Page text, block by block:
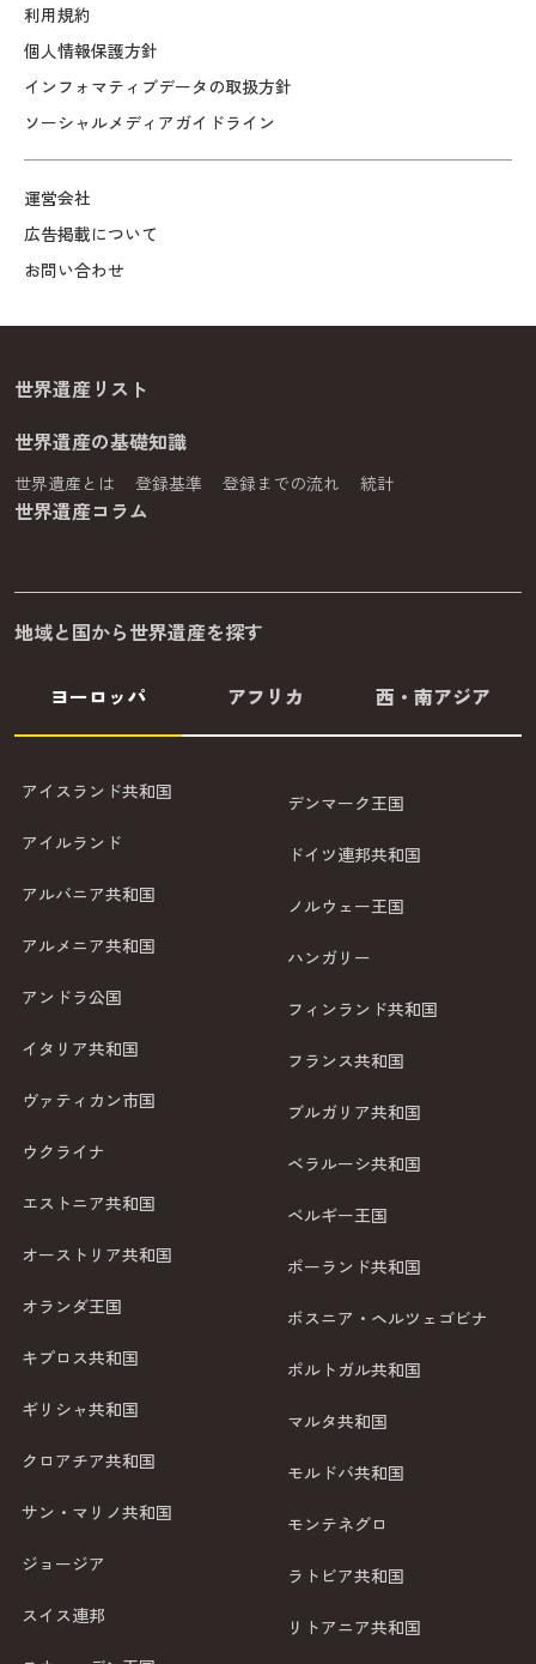
利用規約
個人情報保護方針
インフォマティブデータの取扱方針
ソーシャルメディアガイドライン
運営会社
広告掲載について
お問い合わせ
世界遺産リスト
世界遺産の基礎知識
世界遺産とは 登録基準 登録までの流れ 統計
世界遺産コラム
地域と国から世界遺産を探す
ヨーロッパ アフリカ 西・南アジア
アイスランド共和国
アイルランド
アルバニア共和国
アルメニア共和国
アンドラ公国
イタリア共和国
ヴァティカン市国
ウクライナ
エストニア共和国
オーストリア共和国
オランダ王国
キプロス共和国
ギリシャ共和国
クロアチア共和国
サン・マリノ共和国
ジョージア
スイス連邦
デンマーク王国
ドイツ連邦共和国
ノルウェー王国
ハンガリー
フィンランド共和国
フランス共和国
ブルガリア共和国
ベラルーシ共和国
ベルギー王国
ポーランド共和国
ボスニア・ヘルツェゴビナ
ポルトガル共和国
マルタ共和国
モルドバ共和国
モンテネグロ
ラトビア共和国
リトアニア共和国